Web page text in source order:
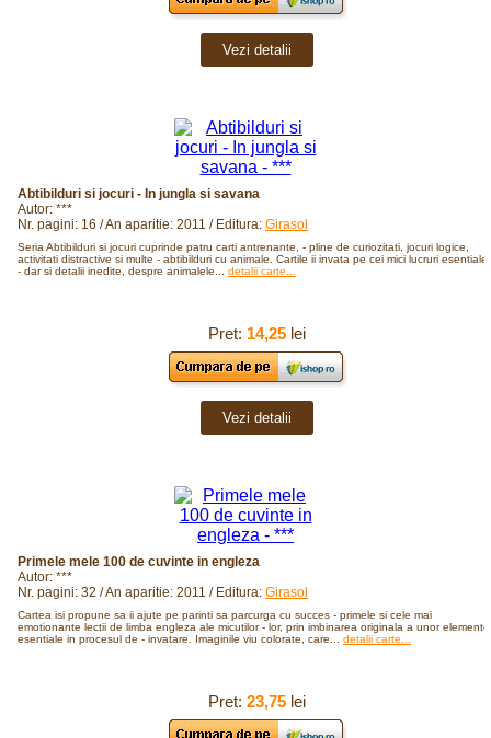
Vezi detalii
Abtibilduri si jocuri - In jungla si savana
Autor: ***
Nr. pagini: 16 / An aparitie: 2011 / Editura: Girasol
Seria Abtibilduri si jocuri cuprinde patru carti antrenante, - pline de curiozitati, jocuri logice,
activitati distractive si multe - abtibilduri cu animale. Cartile ii invata pe cei mici lucruri esentiale,
- dar si detalii inedite, despre animalele... detalii carte...
Pret: 14,25lei
Vezi detalii
Primele mele 100 de cuvinte in engleza
Autor: ***
Nr. pagini: 32 / An aparitie: 2011 / Editura: Girasol
Cartea isi propune sa ii ajute pe parinti sa parcurga cu succes - primele si cele mai
emotionante lectii de limba engleza ale micutilor - lor, prin imbinarea originala a unor elemente
esentiale in procesul de - invatare. Imaginile viu colorate, care... detalii carte...
Pret: 23,75lei